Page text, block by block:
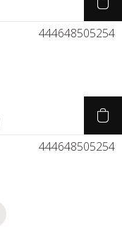
444648505254
444648505254